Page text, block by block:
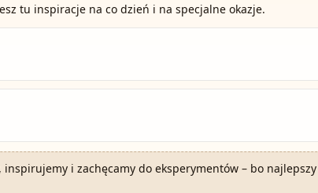
tu inspiracje na co dzień i na specjalne okazje.
inspirujemy i zachęcamy do eksperymentów – bo